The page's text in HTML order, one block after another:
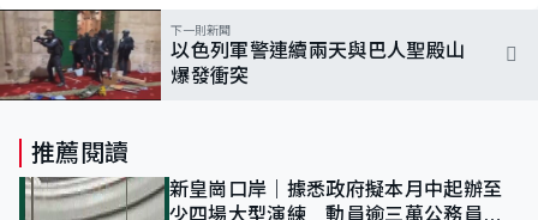
下一則新聞
以色列軍警連續兩天與巴人聖殿山
爆發衝突
推薦閱讀
新皇崗口岸｜據悉政府擬本月中起辦至
少四場大型演練 動員逾三萬公務員人